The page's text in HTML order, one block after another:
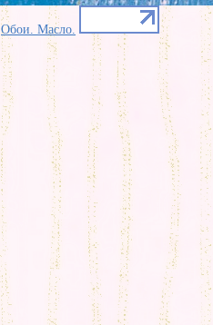
Обои. Масло.